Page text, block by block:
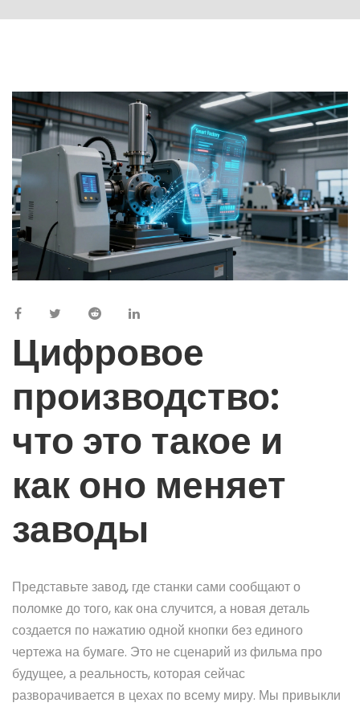
Цифровое
производство:
что это такое и
как оно меняет
заводы
Представьте завод, где станки сами сообщают о
поломке до того, как она случится, а новая деталь
создается по нажатию одной кнопки без единого
чертежа на бумаге. Это не сценарий из фильма про
будущее, а реальность, которая сейчас
разворачивается в цехах по всему миру. Мы привыкли